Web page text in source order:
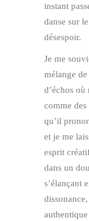
instant
danse sur
désespoir.
Je me
mélange
d’échos
comme
qu’il
et je me
esprit
dans un
s’élançant